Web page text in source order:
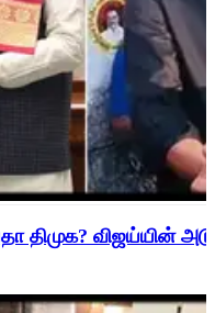
திமுக? விஜய்யின்